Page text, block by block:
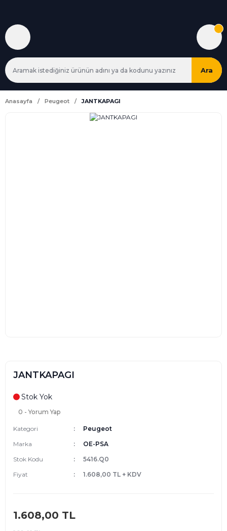
Ara
Anasayfa Peugeot JANTKAPAGI
JANTKAPAGI
Stok Yok
0 - Yorum Yap
Kategori
Peugeot
Marka
OE-PSA
Stok Kodu
5416.Q0
Fiyat
1.608,00 TL + KDV
1.608,00 TL